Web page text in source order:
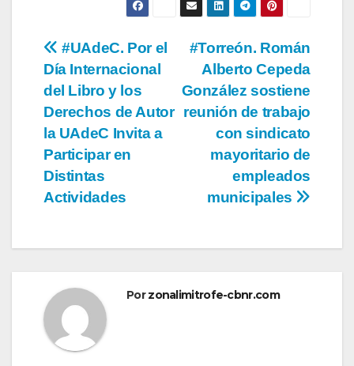
Navegación
de
entradas
#Torreón. Román
Alberto Cepeda
González sostiene
reunión de trabajo
con sindicato
mayoritario de
empleados
municipales
#UAdeC. Por el
Día Internacional
del Libro y los
Derechos de Autor
la UAdeC Invita a
Participar en
Distintas
Actividades
Porzonalimitrofe-cbnr.com